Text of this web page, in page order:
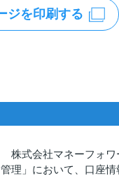
ジを印刷する
株式会社マネーフォ
管理」において、口座